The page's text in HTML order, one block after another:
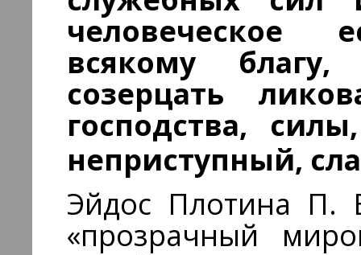
человеческое
всякому
созерцать
господства,
неприступный,
Эйдос Плотина П.
«прозрачный